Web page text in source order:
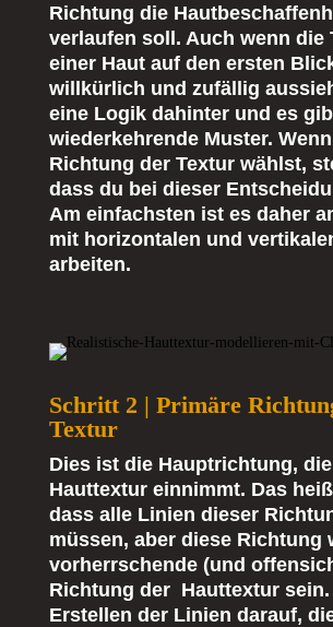
Richtung die
verlaufen soll. Auch wenn die
einer Haut auf den ersten
willkürlich und zufällig
eine Logik dahinter und es
wiederkehrende Muster.
Richtung der Textur wählst,
dass du bei dieser
Am einfachsten ist es daher
mit horizontalen und
arbeiten.
Schritt 2 | Primäre
Textur
Dies ist die Hauptrichtung,
Hauttextur einnimmt. Das
dass alle Linien dieser
müssen, aber diese Richtung
vorherrschende (und
Richtung der Hauttextur sein.
Erstellen der Linien darauf,